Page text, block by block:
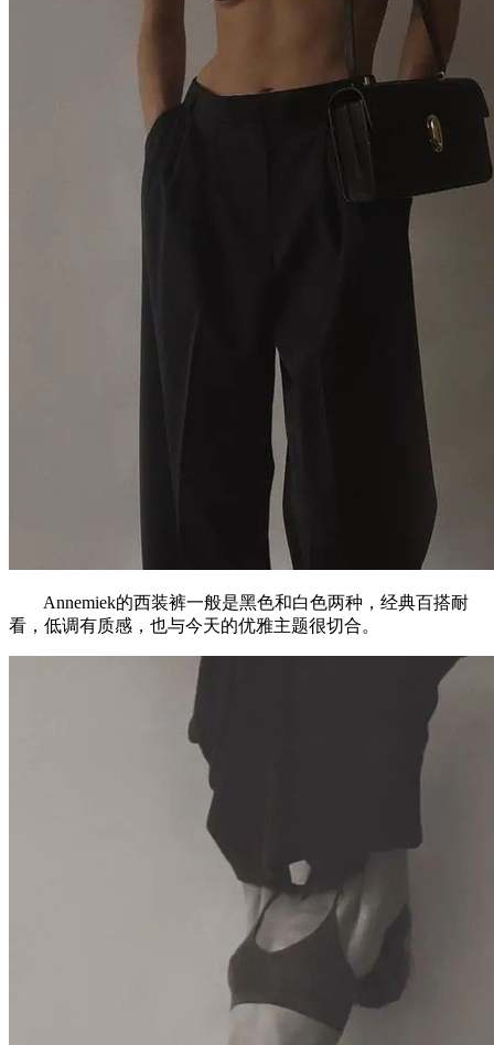
Annemiek的西装裤一般是黑色和白色两种，经典百搭耐
看，低调有质感，也与今天的优雅主题很切合。